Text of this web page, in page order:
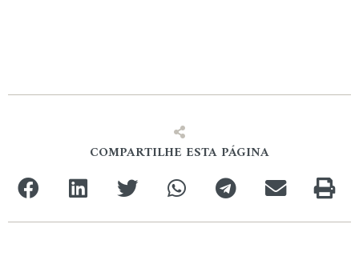
COMPARTILHE ESTA PÁGINA